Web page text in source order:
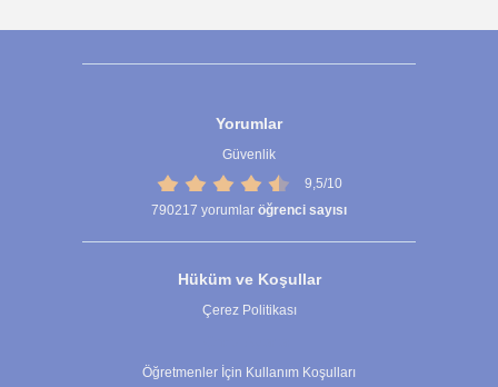
Yorumlar
Güvenlik
9,5/10
790217 yorumlar öğrenci sayısı
Hüküm ve Koşullar
Çerez Politikası
Öğretmenler İçin Kullanım Koşulları